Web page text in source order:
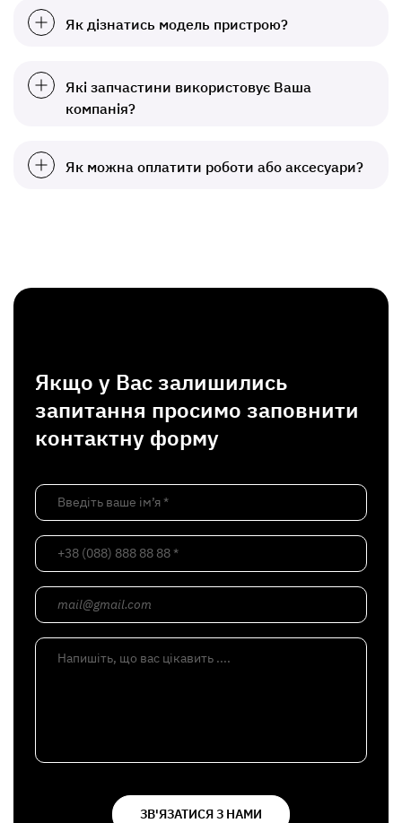
Як дізнатись модель пристрою?
Які запчастини використовує Ваша
компанія?
Як можна оплатити роботи або аксесуари?
Якщо у Вас залишились
запитання просимо заповнити
контактну форму
Введіть ваше ім’я *
+38 (088) 888 88 88 *
mail@gmail.com
Напишіть, що вас цікавить ....
ЗВ'ЯЗАТИСЯ З НАМИ